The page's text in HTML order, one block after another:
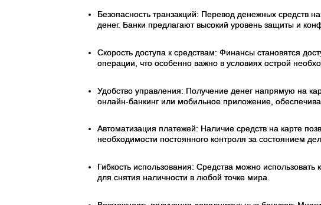
Безопасность транзакций: Перевод денежных средств
денег. Банки предлагают высокий уровень защиты и
Скорость доступа к средствам: Финансы становятся
операции, что особенно важно в условиях острой
Удобство управления: Получение денег напрямую на
онлайн-банкинг или мобильное приложение,
Автоматизация платежей: Наличие средств на карте
необходимости постоянного контроля за состоянием
Гибкость использования: Средства можно использовать
для снятия наличности в любой точке мира.